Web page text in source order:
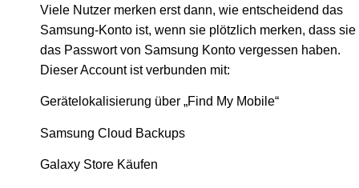
Viele Nutzer merken erst dann, wie entscheidend das
Samsung-Konto ist, wenn sie plötzlich merken, dass sie
das Passwort von Samsung Konto vergessen haben.
Dieser Account ist verbunden mit:
Gerätelokalisierung über „Find My Mobile“
Samsung Cloud Backups
Galaxy Store Käufen